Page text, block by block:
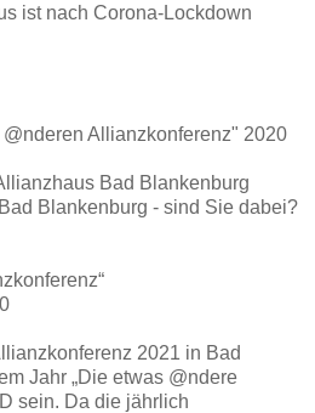
ist nach Corona-Lockdown
Allianzkonferenz" 2020
Bad Blankenburg
Blankenburg - sind Sie dabei?
2021 in Bad
Jahr „Die etwas @ndere
sein. Da die jährlich